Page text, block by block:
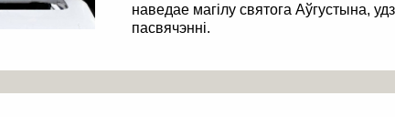
наведае магілу святога Аўгустына,
пасвячэнні.